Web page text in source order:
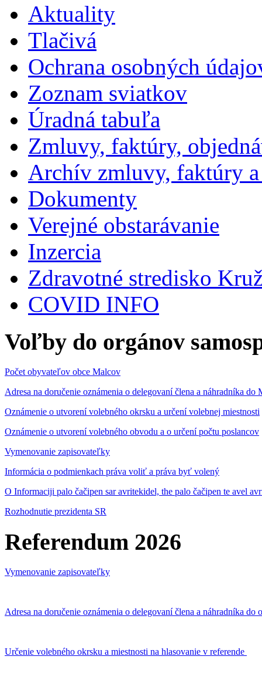
Aktuality
Tlačivá
Ochrana osobných
Zoznam sviatkov
Úradná tabuľa
Zmluvy, faktúry,
Archív zmluvy, faktúry
Dokumenty
Verejné obstarávanie
Inzercia
Zdravotné stredisko
COVID INFO
Voľby do orgánov
Počet obyvateľov obce Malcov
Adresa na doručenie oznámenia o delegovaní člena a náhradníka
Oznámenie o utvorení volebného okrsku a určení volebnej miestnosti
Oznámenie o utvorení volebného obvodu a o určení počtu poslancov
Vymenovanie zapisovateľky
Informácia o podmienkach práva voliť a práva byť volený
O Informaciji palo čačipen sar avritekidel, the palo čačipen te avel
Rozhodnutie prezidenta SR
Referendum 2026
Vymenovanie zapisovateľky
Adresa na doručenie oznámenia o delegovaní člena a náhradníka
Určenie volebného okrsku a miestnosti na hlasovanie v referende